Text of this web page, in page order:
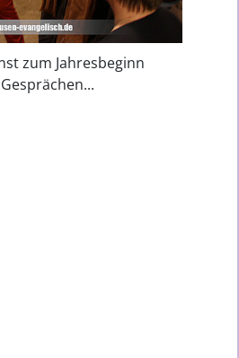
zum Jahresbeginn